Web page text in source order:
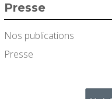
Presse
Nos publications
Presse